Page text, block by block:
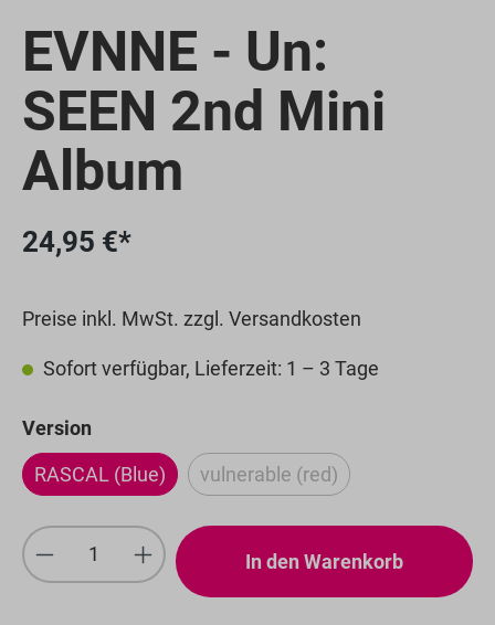
EVNNE - Un:
SEEN 2nd Mini
Album
24,95 €*
Preise inkl. MwSt. zzgl. Versandkosten
Sofort verfügbar, Lieferzeit: 1 – 3 Tage
Version
RASCAL (Blue) vulnerable (red)(Diese Option ist zurzeit
Produkt Anzahl: Gib den gewünschten
In den Warenkorb